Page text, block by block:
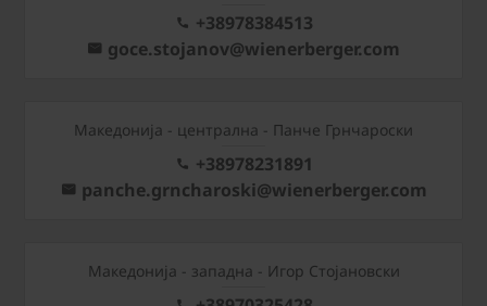
+38978384513
goce.stojanov@wienerberger.com
Mакедонија - централна - Панче Грнчароски
+38978231891
panche.grncharoski@wienerberger.com
Mакедонија - западна - Игор Стојановски